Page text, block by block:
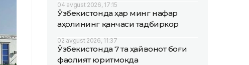
04 avgust 2026, 17:15
Ўзбекистонда ҳар минг нафар
аҳолининг қанчаси тадбиркор
02 avgust 2026, 11:37
Ўзбекистонда 7 та ҳайвонот боғи
фаолият юритмоқда